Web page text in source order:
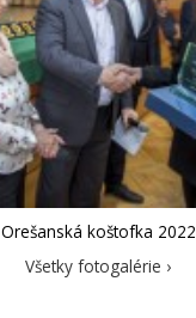
Orešanská koštofka 2022
Všetky fotogalérie ›